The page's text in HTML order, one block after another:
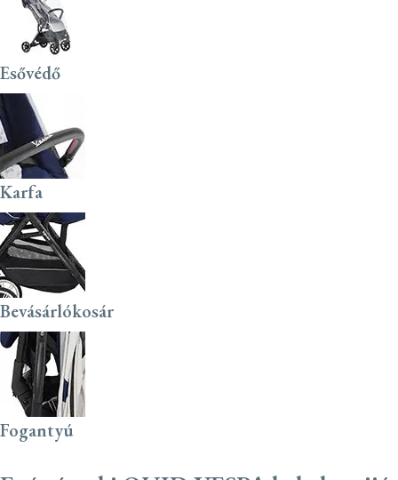
Esővédő
Karfa
Bevásárlókosár
Fogantyú